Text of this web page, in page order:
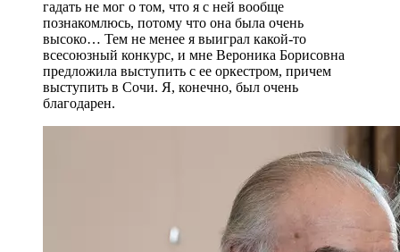
гадать не мог о том, что я с ней вообще
познакомлюсь, потому что она была очень
высоко… Тем не менее я выиграл какой-то
всесоюзный конкурс, и мне Вероника Борисовна
предложила выступить с ее оркестром, причем
выступить в Сочи. Я, конечно, был очень
благодарен.